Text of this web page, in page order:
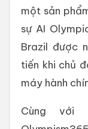
một sản
sự AI
Brazil được
tiến khi chủ
máy hành
Cùng với